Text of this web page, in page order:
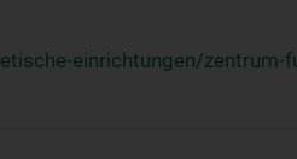
einrichtungen/zentrum-